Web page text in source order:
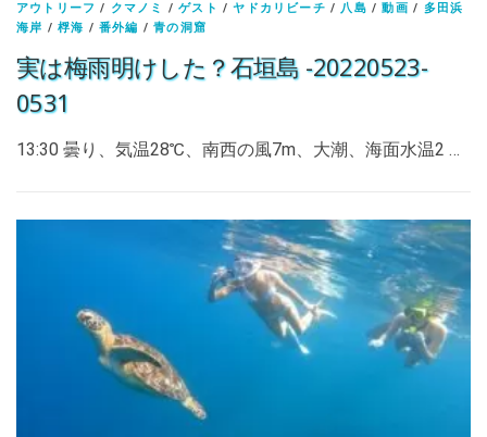
アウトリーフ / クマノミ /ゲスト /ヤドカリビーチ / 八島 /動画 / 多田浜
海岸 /桴海 /番外編 /青の洞窟
実は梅雨明けした？石垣島 -20220523-
0531
13:30 曇り、気温28℃、南西の風7m、大潮、海面水温2 …